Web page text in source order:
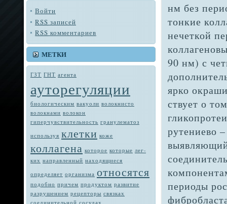
Войти
RSS записей
RSS комментариев
МЕТКИ
ГЗТ ГНТ агента
ауторегуляции
биологическим вакуоли во­локнисто
волокнами волокон
гиперчувствительность гранулематоз
используя клетки коже
коллагена которое которые лег­
ких направленный находящиеся
определяет орга­низма относятся
подобно при­чем продуктом развитие
разрушением рецепторы связках
соединительной сосудах
нм без
тонкие
нечеткой
90 нм) с
ярко
ствует о
рутениево
периоды